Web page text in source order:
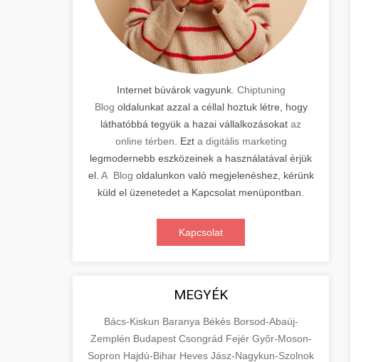
Internet búvárok vagyunk. Chiptuning
Blog oldalunkat azzal a céllal hoztuk létre, hogy
láthatóbbá tegyük a hazai vállalkozásokat az
online térben . Ezt a digitális marketing
legmodernebb eszközeinek a használatával érjük
el. A Blog oldalunkon való megjelenéshez, kérünk
küld el üzenetedet a Kapcsolat menüpontban.
Kapcsolat
MEGYÉK
Bács-Kiskun Baranya Békés Borsod-Abaúj-
Zemplén Budapest Csongrád Fejér Győr-Moson-
Sopron Hajdú-Bihar Heves Jász-Nagykun-Szolnok